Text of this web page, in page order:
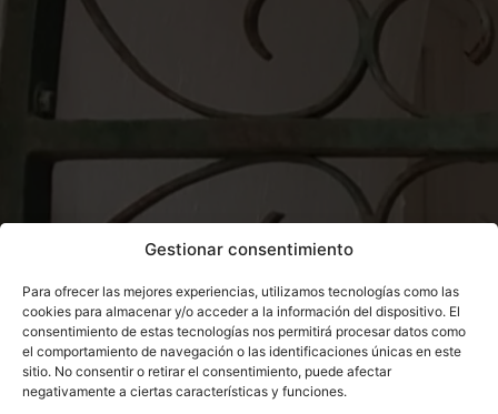
Gestionar consentimiento
Para ofrecer las mejores experiencias, utilizamos tecnologías como las
cookies para almacenar y/o acceder a la información del dispositivo. El
consentimiento de estas tecnologías nos permitirá procesar datos como
el comportamiento de navegación o las identificaciones únicas en este
sitio. No consentir o retirar el consentimiento, puede afectar
negativamente a ciertas características y funciones.